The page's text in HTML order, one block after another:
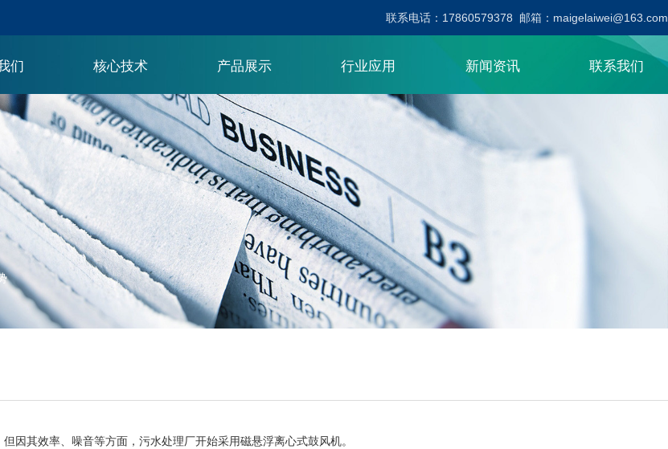
联系电话：17860579378 邮箱：maigelaiwei@163.com
们 核心技术 产品展示 行业应用 新闻资讯 联系我们
因其效率、噪音等方面，污水处理厂开始采用磁悬浮离心式鼓风机。